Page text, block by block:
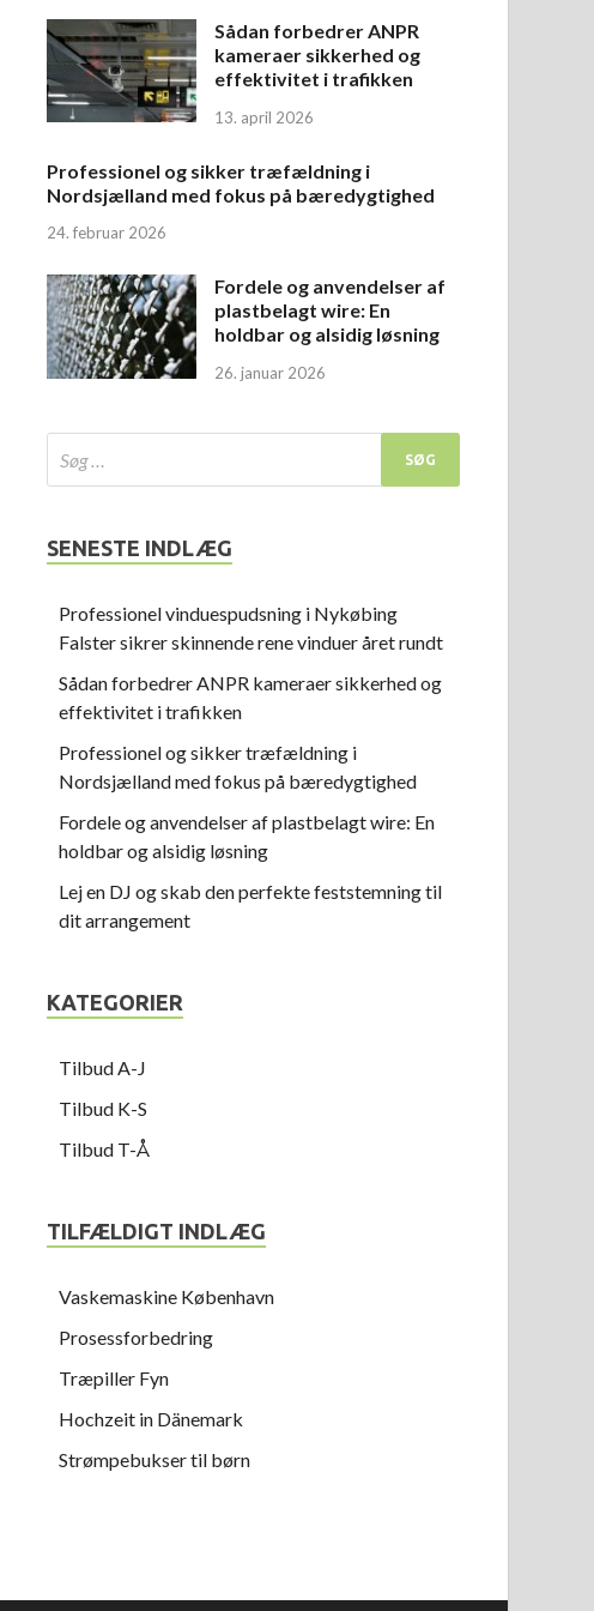
Sådan forbedrer ANPR
kameraer sikkerhed og
effektivitet i trafikken
13. april 2026
Professionel og sikker træfældning i
Nordsjælland med fokus på bæredygtighed
24. februar 2026
Fordele og anvendelser af
plastbelagt wire: En
holdbar og alsidig løsning
26. januar 2026
SENESTE INDLÆG
Professionel vinduespudsning i Nykøbing
Falster sikrer skinnende rene vinduer året rundt
Sådan forbedrer ANPR kameraer sikkerhed og
effektivitet i trafikken
Professionel og sikker træfældning i
Nordsjælland med fokus på bæredygtighed
Fordele og anvendelser af plastbelagt wire: En
holdbar og alsidig løsning
Lej en DJ og skab den perfekte feststemning til
dit arrangement
KATEGORIER
Tilbud A-J
Tilbud K-S
Tilbud T-Å
TILFÆLDIGT INDLÆG
Vaskemaskine København
Prosessforbedring
Træpiller Fyn
Hochzeit in Dänemark
Strømpebukser til børn